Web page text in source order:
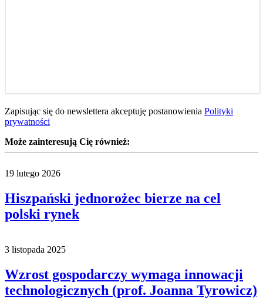
Zapisując się do newslettera akceptuję postanowienia Polityki
prywatności
Może zainteresują Cię również:
19 lutego 2026
Hiszpański jednorożec bierze na cel
polski rynek
3 listopada 2025
Wzrost gospodarczy wymaga innowacji
technologicznych (prof. Joanna Tyrowicz)